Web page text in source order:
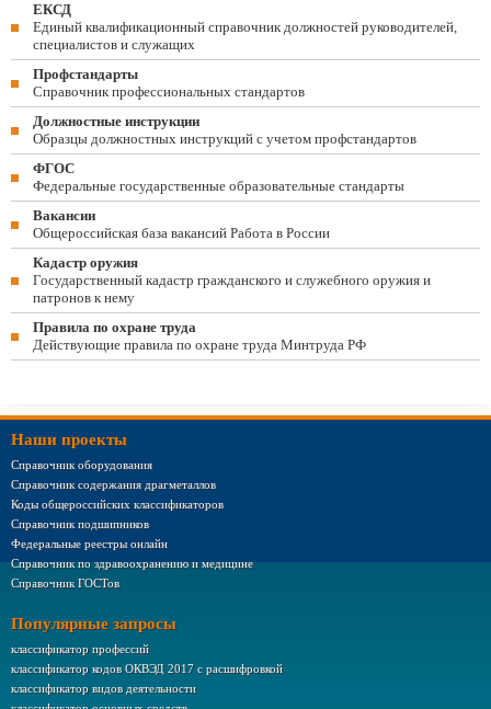
ЕКСД
Единый квалификационный справочник должностей руководителей,
специалистов и служащих
Профстандарты
Справочник профессиональных стандартов
Должностные инструкции
Образцы должностных инструкций с учетом профстандартов
ФГОС
Федеральные государственные образовательные стандарты
Вакансии
Общероссийская база вакансий Работа в России
Кадастр оружия
Государственный кадастр гражданского и служебного оружия и
патронов к нему
Правила по охране труда
Действующие правила по охране труда Минтруда РФ
Наши проекты
Справочник оборудования
Справочник содержания драгметаллов
Коды общероссийских классификаторов
Справочник подшипников
Федеральные реестры онлайн
Справочник по здравоохранению и медицине
Справочник ГОСТов
Популярные запросы
классификатор профессий
классификатор кодов ОКВЭД 2017 с расшифровкой
классификатор видов деятельности